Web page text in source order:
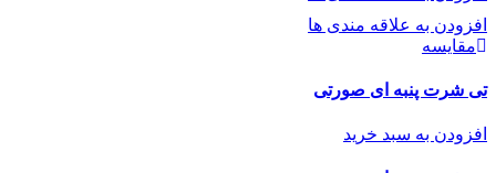
افزودن به علاقه مندی ها
مقایسه
تی شرت پنبه ای صورتی
افزودن به سبد خرید